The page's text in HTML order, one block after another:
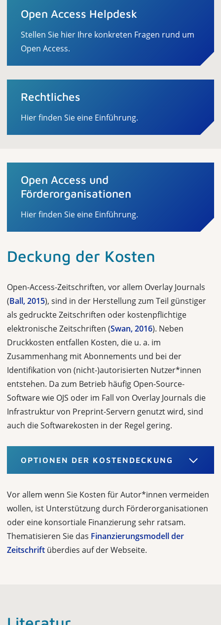
Open Access Helpdesk
Stellen Sie hier Ihre konkreten Fragen rund um
Open Access.
Rechtliches
Hier finden Sie eine Einführung.
Open Access und
Förderorganisationen
Hier finden Sie eine Einführung.
Deckung der Kosten
Open-Access-Zeitschriften, vor allem Overlay Journals
(Ball, 2015), sind in der Herstellung zum Teil günstiger
als gedruckte Zeitschriften oder kostenpflichtige
elektronische Zeitschriften (Swan, 2016). Neben
Druckkosten entfallen Kosten, die u. a. im
Zusammenhang mit Abonnements und bei der
Identifikation von (nicht-)autorisierten Nutzer*innen
entstehen. Da zum Betrieb häufig Open-Source-
Software wie OJS oder im Fall von Overlay Journals die
Infrastruktur von Preprint-Servern genutzt wird, sind
auch die Softwarekosten in der Regel gering.
OPTIONEN DER KOSTENDECKUNG
Vor allem wenn Sie Kosten für Autor*innen vermeiden
wollen, ist Unterstützung durch Förderorganisationen
oder eine konsortiale Finanzierung sehr ratsam.
Thematisieren Sie das Finanzierungsmodell der
Zeitschrift überdies auf der Webseite.